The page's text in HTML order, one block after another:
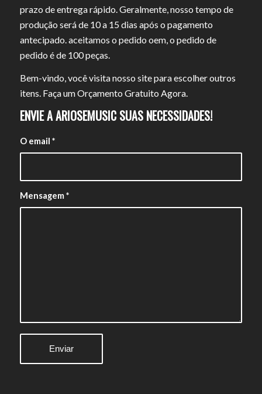
prazo de entrega rápido. Geralmente, nosso tempo de
produção será de 10 a 15 dias após o pagamento
antecipado. aceitamos o pedido oem, o pedido de
pedido é de 100 peças.
Bem-vindo, você visita nosso site para escolher outros
itens. Faça um Orçamento Gratuito Agora.
ENVIE A ARIOSEMUSIC SUAS NECESSIDADES!
O email *
Mensagem*